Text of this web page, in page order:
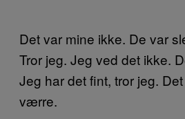
Det var mine ikke. De var
Tror jeg. Jeg ved det ikke.
Jeg har det fint, tror jeg.
værre.